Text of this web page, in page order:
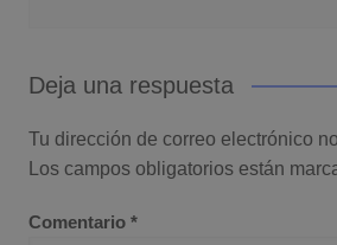
Deja una respuesta
Tu dirección de correo electrónico
Los campos obligatorios están
Comentario *